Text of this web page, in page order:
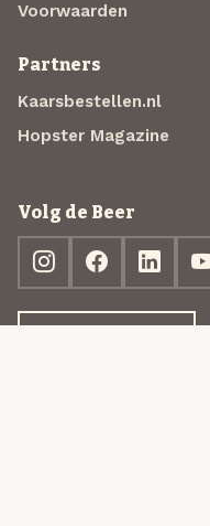
Voorwaarden
Partners
Kaarsbestellen.nl
Hopster Magazine
Volg de Beer